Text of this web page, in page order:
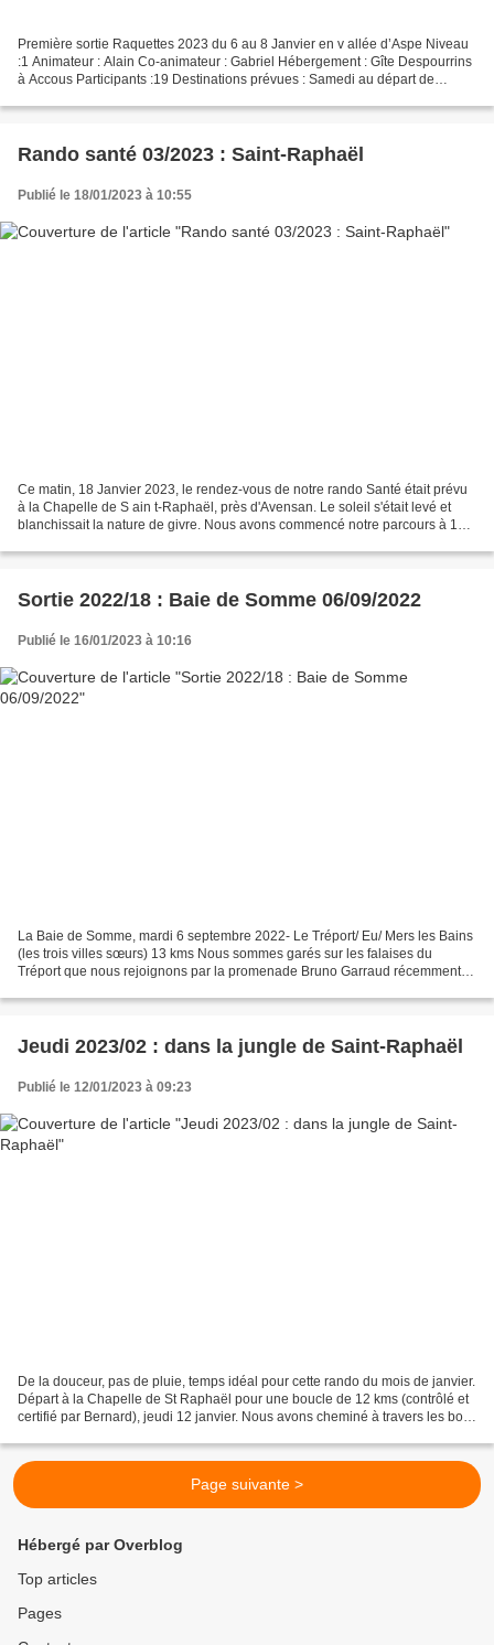
Première sortie Raquettes 2023 du 6 au 8 Janvier en v allée d’Aspe Niveau
:1 Animateur : Alain Co-animateur : Gabriel Hébergement : Gîte Despourrins
à Accous Participants :19 Destinations prévues : Samedi au départ de
Rando santé 03/2023 : Saint-Raphaël
Publié le 18/01/2023 à 10:55
Ce matin, 18 Janvier 2023, le rendez-vous de notre rando Santé était prévu
à la Chapelle de S ain t-Raphaël, près d'Avensan. Le soleil s'était levé et
blanchissait la nature de givre. Nous avons commencé notre parcours à 10 h
Sortie 2022/18 : Baie de Somme 06/09/2022
Publié le 16/01/2023 à 10:16
La Baie de Somme, mardi 6 septembre 2022- Le Tréport/ Eu/ Mers les Bains
(les trois villes sœurs) 13 kms Nous sommes garés sur les falaises du
Tréport que nous rejoignons par la promenade Bruno Garraud récemment
Jeudi 2023/02 : dans la jungle de Saint-Raphaël
Publié le 12/01/2023 à 09:23
De la douceur, pas de pluie, temps idéal pour cette rando du mois de janvier.
Départ à la Chapelle de St Raphaël pour une boucle de 12 kms (contrôlé et
certifié par Bernard), jeudi 12 janvier. Nous avons cheminé à travers les bois.
Page suivante >
Hébergé par Overblog
Top articles
Pages